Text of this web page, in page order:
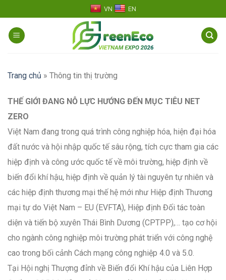
to
content
VN EN
Trang chủ » Thông tin thị trường
THẾ GIỚI ĐANG NỖ LỰC HƯỚNG ĐẾN MỤC TIÊU NET
ZERO
Việt Nam đang trong quá trình công nghiệp hóa, hiện đại hóa
đất nước và hội nhập quốc tế sâu rộng, tích cực tham gia các
hiệp định và công ước quốc tế về môi trường, hiệp định về
biến đổi khí hậu, hiệp định về quản lý tài nguyên tự nhiên và
các hiệp định thương mại thế hệ mới như Hiệp định Thương
mại tự do Việt Nam – EU (EVFTA), Hiệp định Đối tác toàn
diện và tiến bộ xuyên Thái Bình Dương (CPTPP),… tạo cơ hội
cho ngành công nghiệp môi trường phát triển với công nghệ
cao trong bối cảnh Cách mạng công nghiệp 4.0 và 5.0.
Tại Hội nghị Thượng đỉnh về Biến đổi Khí hậu của Liên Hợp